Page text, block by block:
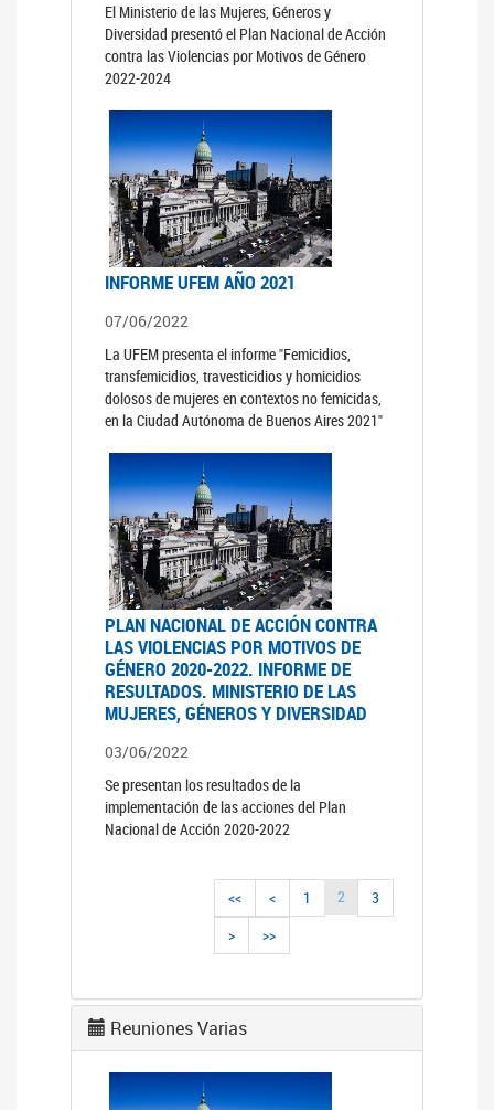
El Ministerio de las Mujeres, Géneros y
Diversidad presentó el Plan Nacional de Acción
contra las Violencias por Motivos de Género
2022-2024
INFORME UFEM AÑO 2021
07/06/2022
La UFEM presenta el informe "Femicidios,
transfemicidios, travesticidios y homicidios
dolosos de mujeres en contextos no femicidas,
en la Ciudad Autónoma de Buenos Aires 2021"
PLAN NACIONAL DE ACCIÓN CONTRA
LAS VIOLENCIAS POR MOTIVOS DE
GÉNERO 2020-2022. INFORME DE
RESULTADOS. MINISTERIO DE LAS
MUJERES, GÉNEROS Y DIVERSIDAD
03/06/2022
Se presentan los resultados de la
implementación de las acciones del Plan
Nacional de Acción 2020-2022
<< < 1 2
3
>
>>
Reuniones Varias